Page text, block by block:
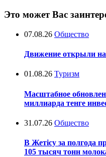
Это может Вас
07.08.26 Общество
Движение открыли на
01.08.26 Туризм
Масштабное
миллиарда тенге
31.07.26 Общество
В Жетісу за полгода
105 тысяч тонн